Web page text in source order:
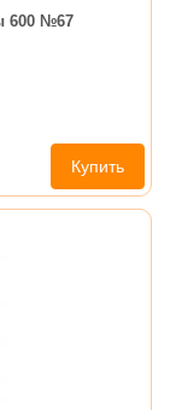
600 №67
Купить